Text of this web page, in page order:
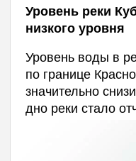
Уровень реки
низкого уровня
Уровень воды в
по границе
значительно
дно реки стало